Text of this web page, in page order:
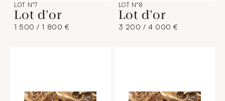
LOT N°7
Lot d'or
1 500 / 1 800 €
LOT N°8
Lot d'or
3 200 / 4 000 €